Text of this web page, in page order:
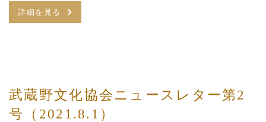
詳細を見る
武蔵野文化協会ニュースレター第2
号（2021.8.1）